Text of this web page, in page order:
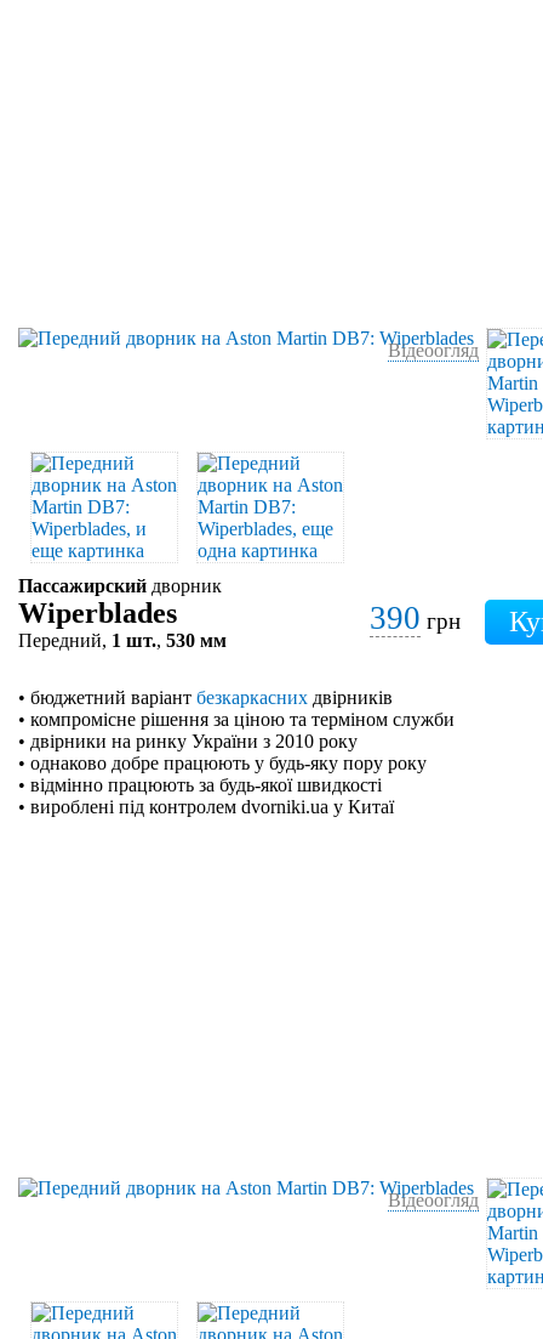
Відеоогляд
Пассажирский дворник
Wiperblades
Передний, 1 шт., 530 мм
390 грн
• бюджетний варіант безкаркасних двірників
• компромісне рішення за ціною та терміном служби
• двірники на ринку України з 2010 року
• однаково добре працюють у будь-яку пору року
• відмінно працюють за будь-якої швидкості
• вироблені під контролем dvorniki.ua у Китаї
Відеоогляд